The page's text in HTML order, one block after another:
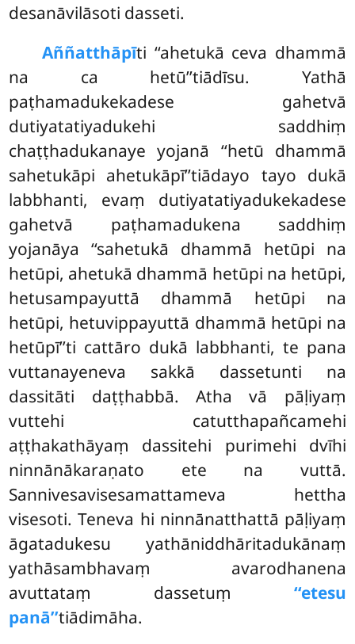
desanāvilāsoti dasseti.
Aññatthāpīti ‘‘ahetukā ceva dhammā
na ca hetū’’tiādīsu. Yathā
paṭhamadukekadese gahetvā
dutiyatatiyadukehi saddhiṃ
chaṭṭhadukanaye yojanā ‘‘hetū dhammā
sahetukāpi ahetukāpī’’tiādayo tayo dukā
labbhanti, evaṃ dutiyatatiyadukekadese
gahetvā paṭhamadukena saddhiṃ
yojanāya ‘‘sahetukā dhammā hetūpi na
hetūpi, ahetukā dhammā hetūpi na hetūpi,
hetusampayuttā dhammā hetūpi na
hetūpi, hetuvippayuttā dhammā hetūpi na
hetūpī’’ti cattāro dukā labbhanti, te pana
vuttanayeneva sakkā dassetunti na
dassitāti daṭṭhabbā. Atha vā pāḷiyaṃ
vuttehi catutthapañcamehi
aṭṭhakathāyaṃ dassitehi purimehi dvīhi
ninnānākaraṇato ete na vuttā.
Sannivesavisesamattameva hettha
visesoti. Teneva hi ninnānatthattā pāḷiyaṃ
āgatadukesu yathāniddhāritadukānaṃ
yathāsambhavaṃ avarodhanena
avuttataṃ dassetuṃ ‘‘etesu
panā’’tiādimāha.